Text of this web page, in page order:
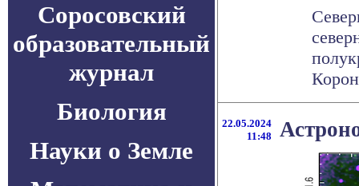
Соросовский
образовательный
журнал
Биология
Науки о Земле
22.05.2024
11:48